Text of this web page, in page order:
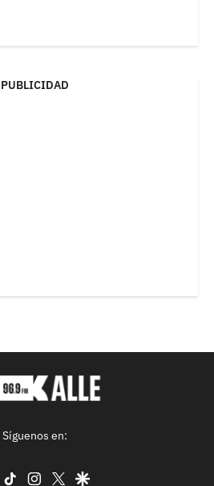
PUBLICIDAD
Síguenos en:
facebook
tiktok instagram
twittergoogle